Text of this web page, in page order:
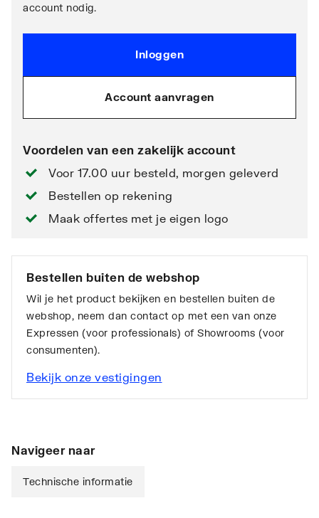
account nodig.
Inloggen
Account aanvragen
Voordelen van een zakelijk account
Voor 17.00 uur besteld, morgen geleverd
Bestellen op rekening
Maak offertes met je eigen logo
Bestellen buiten de webshop
Wil je het product bekijken en bestellen buiten de
webshop, neem dan contact op met een van onze
Expressen (voor professionals) of Showrooms (voor
consumenten).
Bekijk onze vestigingen
Navigeer naar
Technische informatie